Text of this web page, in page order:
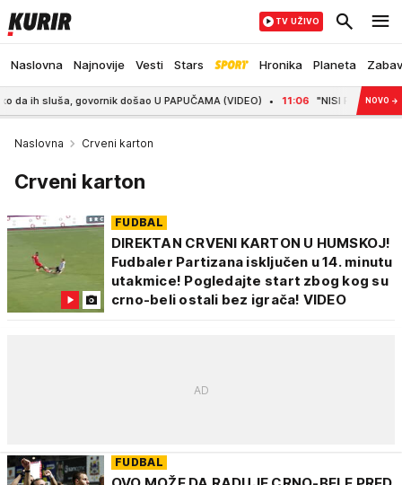
Naslovna Najnovije Vesti Stars Hronika Planeta
TV UŽIVO
govornik došao U PAPUČAMA (VIDEO) 11:06 "NISI PREDSEDNIK NOVO →
Naslovna Crveni karton
Crveni karton
FUDBAL
DIREKTAN CRVENI KARTON U HUMSKOJ!
Fudbaler Partizana isključen u 14. minutu
utakmice! Pogledajte start zbog kog su
crno-beli ostali bez igrača! VIDEO
FUDBAL